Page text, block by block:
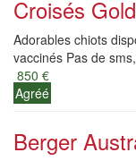
Croisés
Adorables chiots
vaccinés Pas de
850 €
Agréé
Berger